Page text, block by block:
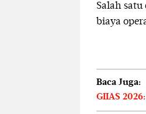
Salah
biaya
Baca Juga:
GIIAS